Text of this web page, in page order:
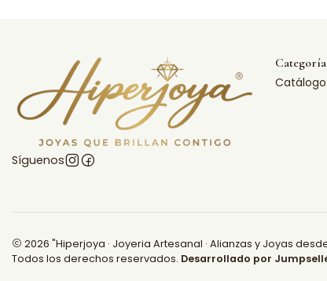
Síguenos
Catálogo
2026 "Hiperjoya · Joyeria Artesanal · Alianzas y Joyas
Todos los derechos reservados. Desarrollado por